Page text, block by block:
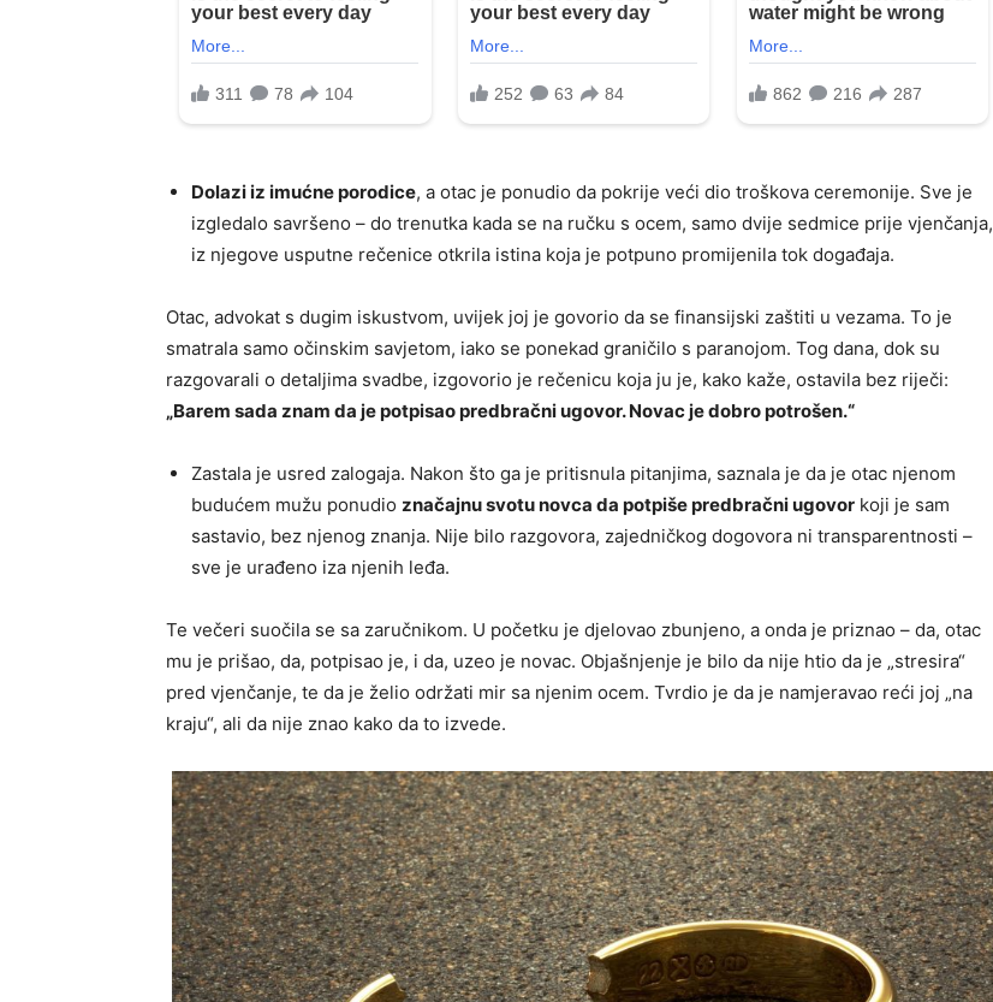
Dolazi iz imućne porodice, a otac je ponudio da pokrije veći dio troškova ceremonije. Sve je
izgledalo savršeno – do trenutka kada se na ručku s ocem, samo dvije sedmice prije vjenčanja,
iz njegove usputne rečenice otkrila istina koja je potpuno promijenila tok događaja.
Otac, advokat s dugim iskustvom, uvijek joj je govorio da se finansijski zaštiti u vezama. To je
smatrala samo očinskim savjetom, iako se ponekad graničilo s paranojom. Tog dana, dok su
razgovarali o detaljima svadbe, izgovorio je rečenicu koja ju je, kako kaže, ostavila bez riječi:
„Barem sada znam da je potpisao predbračni ugovor. Novac je dobro potrošen.“
Zastala je usred zalogaja. Nakon što ga je pritisnula pitanjima, saznala je da je otac njenom
budućem mužu ponudio značajnu svotu novca da potpiše predbračni ugovor koji je sam
sastavio, bez njenog znanja. Nije bilo razgovora, zajedničkog dogovora ni transparentnosti –
sve je urađeno iza njenih leđa.
Te večeri suočila se sa zaručnikom. U početku je djelovao zbunjeno, a onda je priznao – da, otac
mu je prišao, da, potpisao je, i da, uzeo je novac. Objašnjenje je bilo da nije htio da je „stresira“
pred vjenčanje, te da je želio održati mir sa njenim ocem. Tvrdio je da je namjeravao reći joj „na
kraju“, ali da nije znao kako da to izvede.